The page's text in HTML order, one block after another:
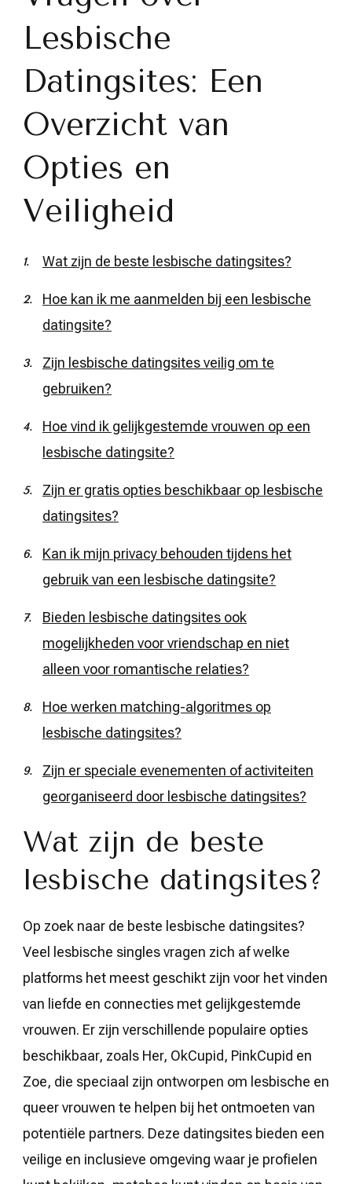
Lesbische
Datingsites: Een
Overzicht van
Opties en
Veiligheid
Wat zijn de beste lesbische datingsites?
Hoe kan ik me aanmelden bij een lesbische
datingsite?
Zijn lesbische datingsites veilig om te
gebruiken?
Hoe vind ik gelijkgestemde vrouwen op een
lesbische datingsite?
Zijn er gratis opties beschikbaar op lesbische
datingsites?
Kan ik mijn privacy behouden tijdens het
gebruik van een lesbische datingsite?
Bieden lesbische datingsites ook
mogelijkheden voor vriendschap en niet
alleen voor romantische relaties?
Hoe werken matching-algoritmes op
lesbische datingsites?
Zijn er speciale evenementen of activiteiten
georganiseerd door lesbische datingsites?
Wat zijn de beste
lesbische datingsites?
Op zoek naar de beste lesbische datingsites?
Veel lesbische singles vragen zich af welke
platforms het meest geschikt zijn voor het vinden
van liefde en connecties met gelijkgestemde
vrouwen. Er zijn verschillende populaire opties
beschikbaar, zoals Her, OkCupid, PinkCupid en
Zoe, die speciaal zijn ontworpen om lesbische en
queer vrouwen te helpen bij het ontmoeten van
potentiële partners. Deze datingsites bieden een
veilige en inclusieve omgeving waar je profielen